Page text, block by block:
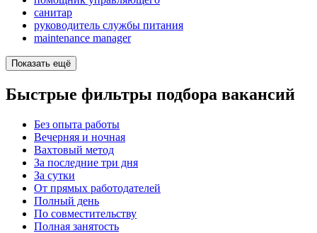
санитар
руководитель службы питания
maintenance manager
Показать ещё
Быстрые фильтры подбора вакансий
Без опыта работы
Вечерняя и ночная
Вахтовый метод
За последние три дня
За сутки
От прямых работодателей
Полный день
По совместительству
Полная занятость